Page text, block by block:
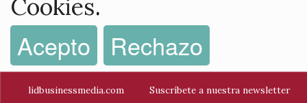
Cookies.
Acepto Rechazo
lidbusinessmedia.com Suscríbete a nuestra newsletter